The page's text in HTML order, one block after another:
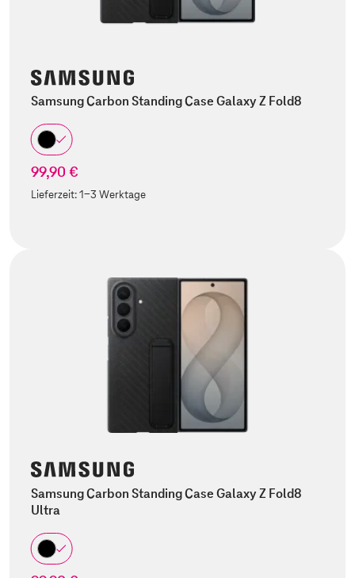
Samsung Carbon Standing Case Galaxy Z Fold8
99,90 €
Lieferzeit:1-3 Werktage
Samsung Carbon Standing Case Galaxy Z Fold8
Ultra